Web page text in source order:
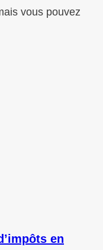
vous pouvez
en